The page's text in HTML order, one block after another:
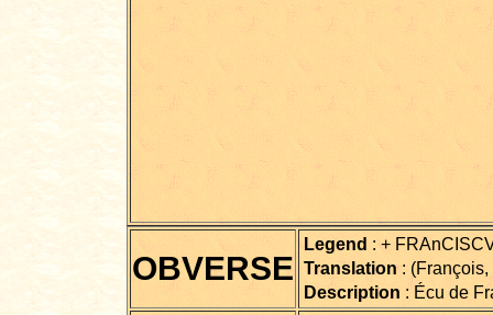
OBVERSE
Legend : +
Translation: (François,
Description : Écu de